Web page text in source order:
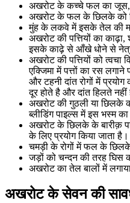
अखरोट के कच्चे फल का जूस,
अखरोट के फल के छिलके को
मुंह के लकवे में इसके तेल की
अखरोट की पत्तियों का
इसके काढ़े से आँखे धोने से नेत्र
अखरोट की पत्तियों को त्वचा
एक्जिमा में पत्तों का रस
और टहनी दांत रोगों में
दूर होते है और दांत हिलते नहीं
अखरोट की गुठली या छिलके
ब्लीडिंग पाइल्स में इस भस्म
अखरोट के छिलके के बारीक़
के लिए प्रयोग किया जाता है।
चमड़ी के रोगों में फल के छिलके
जड़ों को चन्दन की तरह घिस
अखरोट का तेल बालों में
अखरोट के सेवन की